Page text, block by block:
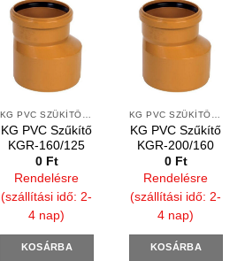
KG PVC SZŰKÍTŐ IDOMOK
KG PVC Szűkítő
KGR-160/125
0 Ft
Rendelésre
(szállítási idő: 2-
4 nap)
KOSÁRBA
KG PVC SZŰKÍTŐ IDOMOK
KG PVC Szűkítő
KGR-200/160
0 Ft
Rendelésre
(szállítási idő: 2-
4 nap)
KOSÁRBA